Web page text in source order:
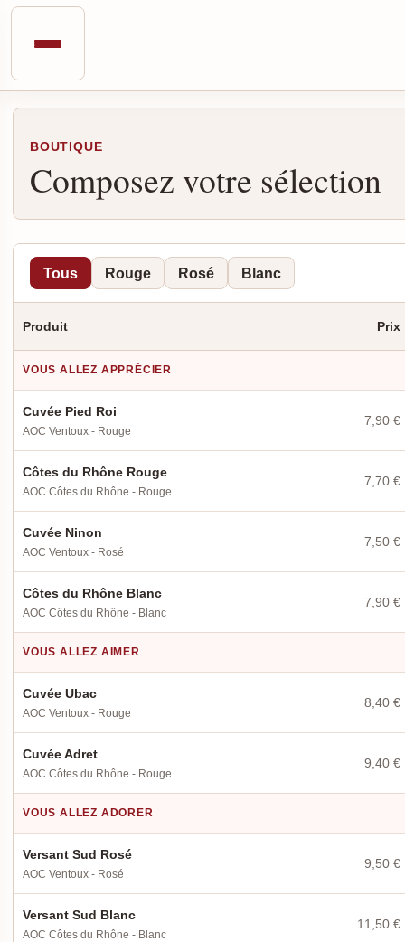
BOUTIQUE
Composez votre sélection
Tous Rouge Rosé Blanc
Produit Prix
VOUS ALLEZ APPRÉCIER
Cuvée Pied Roi
AOC Ventoux - Rouge
7,90 €
Côtes du Rhône Rouge
AOC Côtes du Rhône - Rouge
7,70 €
Cuvée Ninon
AOC Ventoux - Rosé
7,50 €
Côtes du Rhône Blanc
AOC Côtes du Rhône - Blanc
7,90 €
VOUS ALLEZ AIMER
Cuvée Ubac
AOC Ventoux - Rouge
8,40 €
Cuvée Adret
AOC Côtes du Rhône - Rouge
9,40 €
VOUS ALLEZ ADORER
Versant Sud Rosé
AOC Ventoux - Rosé
9,50 €
Versant Sud Blanc
AOC Côtes du Rhône - Blanc
11,50 €